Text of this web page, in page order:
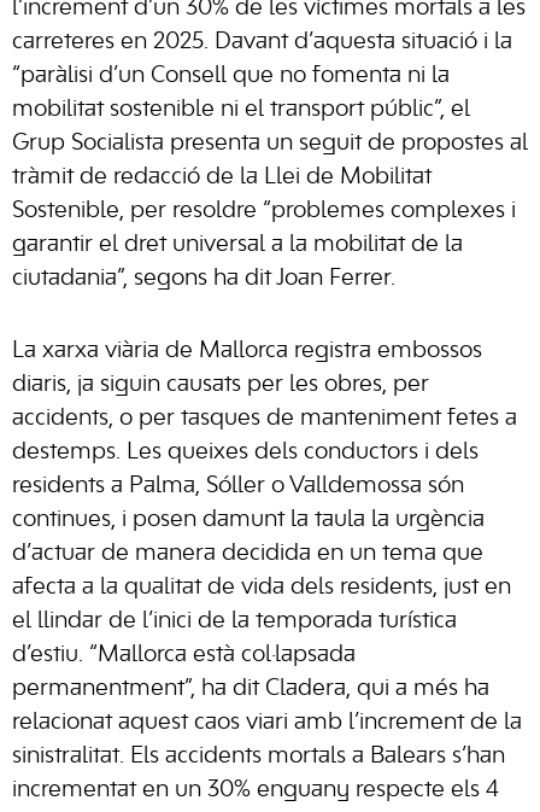
l’increment d’un 30% de les víctimes mortals a les
carreteres en 2025. Davant d’aquesta situació i la
“paràlisi d’un Consell que no fomenta ni la
mobilitat sostenible ni el transport públic”, el
Grup Socialista presenta un seguit de propostes al
tràmit de redacció de la Llei de Mobilitat
Sostenible, per resoldre “problemes complexes i
garantir el dret universal a la mobilitat de la
ciutadania”, segons ha dit Joan Ferrer.
La xarxa viària de Mallorca registra embossos
diaris, ja siguin causats per les obres, per
accidents, o per tasques de manteniment fetes a
destemps. Les queixes dels conductors i dels
residents a Palma, Sóller o Valldemossa són
continues, i posen damunt la taula la urgència
d’actuar de manera decidida en un tema que
afecta a la qualitat de vida dels residents, just en
el llindar de l’inici de la temporada turística
d’estiu. “Mallorca està col·lapsada
permanentment”, ha dit Cladera, qui a més ha
relacionat aquest caos viari amb l’increment de la
sinistralitat. Els accidents mortals a Balears s’han
incrementat en un 30% enguany respecte els 4